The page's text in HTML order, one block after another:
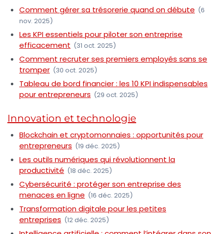
Comment gérer sa trésorerie quand on débute (6
nov. 2025)
Les KPI essentiels pour piloter son entreprise
efficacement (31 oct. 2025)
Comment recruter ses premiers employés sans se
tromper (30 oct. 2025)
Tableau de bord financier : les 10 KPI indispensables
pour entrepreneurs (29 oct. 2025)
Innovation et technologie
Blockchain et cryptomonnaies : opportunités pour
entrepreneurs (19 déc. 2025)
Les outils numériques qui révolutionnent la
productivité (18 déc. 2025)
Cybersécurité : protéger son entreprise des
menaces en ligne (16 déc. 2025)
Transformation digitale pour les petites
entreprises (12 déc. 2025)